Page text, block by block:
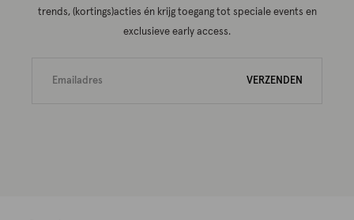
trends, (kortings)acties én krijg toegang tot speciale events en
exclusieve early access.
VERZENDEN